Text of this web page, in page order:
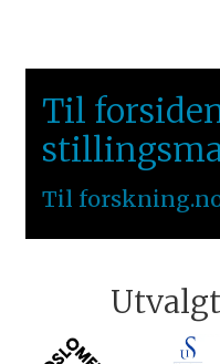
SØRØST-
Til
Til